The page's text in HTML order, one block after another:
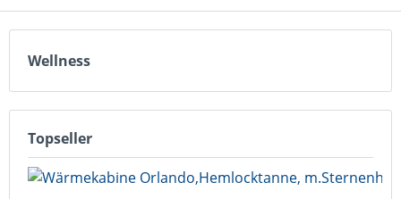
Wellness
Topseller